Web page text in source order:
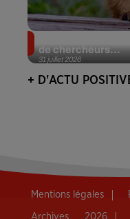
31 juillet 2026
de chercheurs...
+ D'ACTU
Mentions légales
Archives 2026